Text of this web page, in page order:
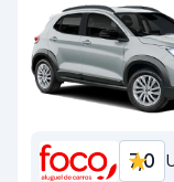
7,0